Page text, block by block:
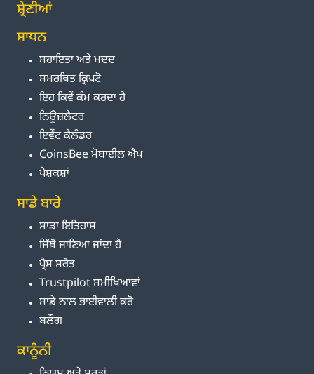
ਸ਼੍ਰੇਣੀਆਂ
ਸਾਧਨ
ਸਹਾਇਤਾ ਅਤੇ ਮਦਦ
ਸਮਰਥਿਤ ਕ੍ਰਿਪਟੋ
ਇਹ ਕਿਵੇਂ ਕੰਮ ਕਰਦਾ ਹੈ
ਨਿਊਜ਼ਲੈਟਰ
ਇਵੈਂਟ ਕੈਲੰਡਰ
CoinsBee ਮੋਬਾਈਲ ਐਪ
ਪੇਸ਼ਕਸ਼ਾਂ
ਸਾਡੇ ਬਾਰੇ
ਸਾਡਾ ਇਤਿਹਾਸ
ਜਿੱਥੋਂ ਜਾਣਿਆ ਜਾਂਦਾ ਹੈ
ਪ੍ਰੈਸ ਸਰੋਤ
Trustpilot ਸਮੀਖਿਆਵਾਂ
ਸਾਡੇ ਨਾਲ ਭਾਈਵਾਲੀ ਕਰੋ
ਬਲੌਗ
ਕਾਨੂੰਨੀ